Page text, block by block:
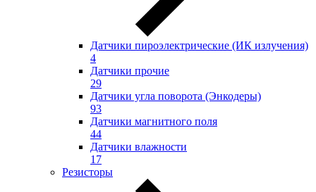
Датчики пироэлектрические (ИК излучения)
4
Датчики прочие
29
Датчики угла поворота (Энкодеры)
93
Датчики магнитного поля
44
Датчики влажности
17
Резисторы